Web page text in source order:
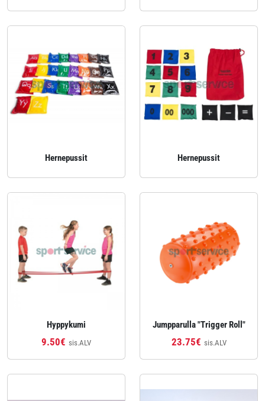
Hernepussit Hernepussit
Hyppykumi
9.50€ sis.ALV
Jumpparulla "Trigger Roll"
23.75€ sis.ALV